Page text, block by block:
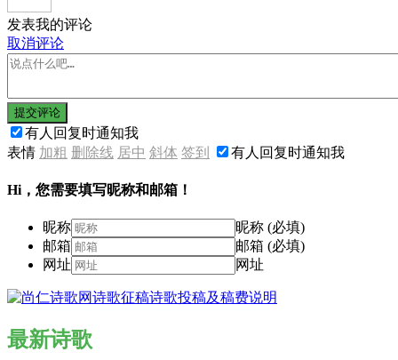
发表我的评论
取消评论
提交评论
有人回复时通知我
表情 加粗 删除线 居中 斜体 签到 有人回复时通知我
Hi，您需要填写昵称和邮箱！
昵称
昵称 (必填)
邮箱
邮箱 (必填)
网址
网址
最新诗歌